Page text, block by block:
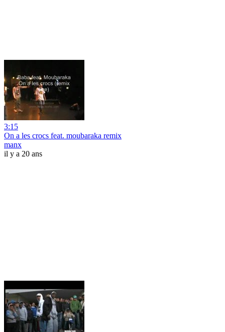
3:15
On a les crocs feat. moubaraka remix
manx
il y a 20 ans